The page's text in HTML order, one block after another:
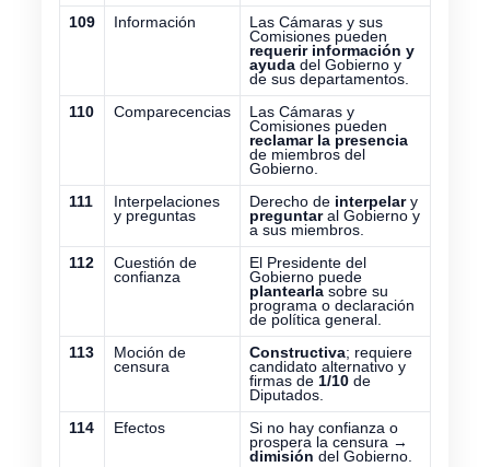
109
Información
Las Cámaras y sus
Comisiones pueden
requerir información y
ayuda del Gobierno y
de sus departamentos.
110
Comparecencias
Las Cámaras y
Comisiones pueden
reclamar la presencia
de miembros del
Gobierno.
111
Interpelaciones
y preguntas
Derecho de interpelary
preguntaral Gobierno y
a sus miembros.
112
Cuestión de
confianza
El Presidente del
Gobierno puede
plantearla sobre su
programa o declaración
de política general.
113
Moción de
censura
Constructiva; requiere
candidato alternativo y
firmas de 1/10 de
Diputados.
114
Efectos
Si no hay confianza o
prospera la censura →
dimisión del Gobierno.